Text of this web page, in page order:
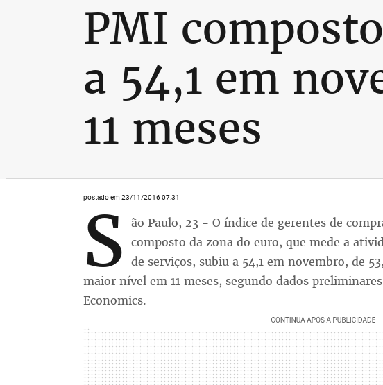
PMI
a 54,1 em
11 meses
postado em 23/11/2016 07:31
S ão Paulo, 23 - O índice de gerentes de
composto da zona do euro, que mede a
de serviços, subiu a 54,1 em novembro, de
maior nível em 11 meses, segundo dados
Economics.